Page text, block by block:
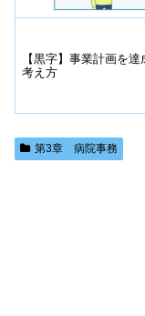
【黒字】事業計画を
考え方
第3章 病院事務